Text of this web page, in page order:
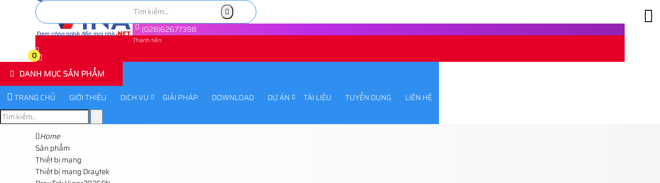
(028)62677398
Thành tiền
0
0
DANH MỤC SẢN PHẨM
TRANG CHỦ GIỚI THIỆU DỊCH VỤ GIẢI PHÁP DOWNLOAD DỰ ÁN TÀI LIỆU TUYỂN DỤNG LIÊN HỆ
Home
Sản phẩm
Thiết bị mạng
Thiết bị mạng Draytek